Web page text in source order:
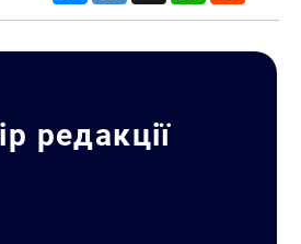
редакції